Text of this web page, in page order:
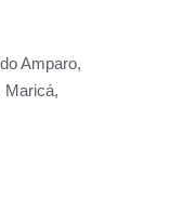
Amparo,
Maricá,